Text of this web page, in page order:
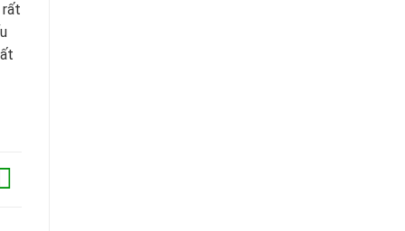
rất